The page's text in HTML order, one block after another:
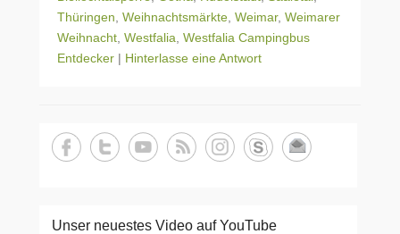
Thüringen Weihnachtsmärkte Weimar, Weimarer
Weihnacht Westfalia Westfalia Campingbus
Entdecker | Hinterlasse eine Antwort
Unser neuestes Video auf YouTube